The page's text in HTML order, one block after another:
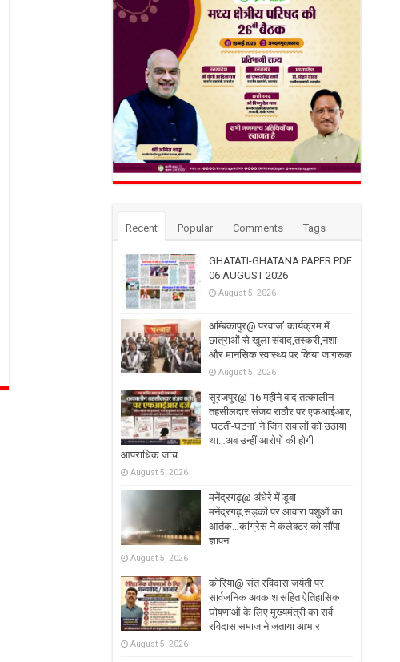
Recent Popular Comments Tags
GHATATI-GHATANA PAPER PDF
06 AUGUST 2026
August 5, 2026
अम्बिकापुर@ परवाज’ कार्यक्रम में
छात्राओं से खुला संवाद,तस्करी,नशा
और मानसिक स्वास्थ्य पर किया जागरूक
August 5, 2026
सूरजपुर@ 16 महीने बाद तत्कालीन
तहसीलदार संजय राठौर पर एफआईआर,
‘घटती-घटना’ ने जिन सवालों को उठाया
था…अब उन्हीं आरोपों की होगी
आपराधिक जांच…
August 5, 2026
मनेंद्रगढ़@ अंधेरे में डूबा
मनेंद्रगढ़,सड़कों पर आवारा पशुओं का
आतंक…कांग्रेस ने कलेक्टर को सौंपा
ज्ञापन
August 5, 2026
कोरिया@ संत रविदास जयंती पर
सार्वजनिक अवकाश सहित ऐतिहासिक
घोषणाओं के लिए मुख्यमंत्री का सर्व
रविदास समाज ने जताया आभार
August 5, 2026